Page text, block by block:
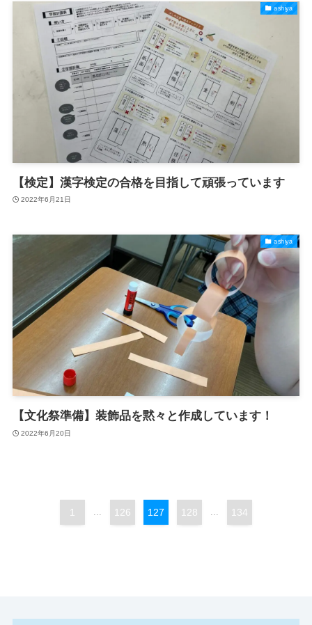
ashiya
【検定】漢字検定の合格を目指して頑張っています
2022年6月21日
ashiya
【文化祭準備】装飾品を黙々と作成しています！
2022年6月20日
1 ... 126 127 128 ... 134